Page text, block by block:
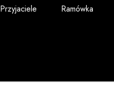
Przyjaciele Ramówka